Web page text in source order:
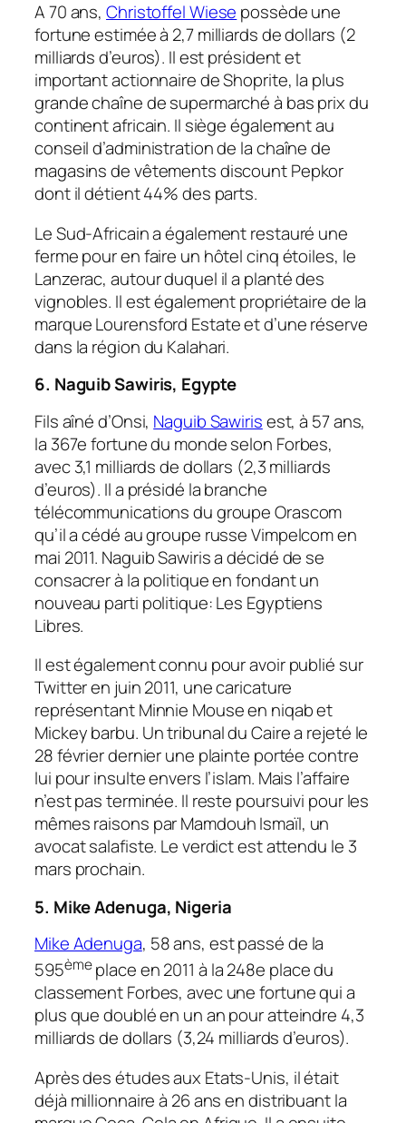
A 70 ans,Christoffel Wiese possède une
fortune estimée à 2,7 milliards de dollars (2
milliards d’euros). Il est président et
important actionnaire de Shoprite, la plus
grande chaîne de supermarché à bas prix du
continent africain. Il siège également au
conseil d’administration de la chaîne de
magasins de vêtements discount Pepkor
dont il détient 44% des parts.
Le Sud-Africain a également restauré une
ferme pour en faire un hôtel cinq étoiles, le
Lanzerac, autour duquel il a planté des
vignobles. Il est également propriétaire de la
marque Lourensford Estate et d’une réserve
dans la région du Kalahari.
6. Naguib Sawiris, Egypte
Fils aîné d’Onsi, Naguib Sawirisest, à 57 ans,
la 367e fortune du monde selon Forbes,
avec 3,1 milliards de dollars (2,3 milliards
d’euros). Il a présidé la branche
télécommunications du groupe Orascom
qu’il a cédé au groupe russe Vimpelcom en
mai 2011. Naguib Sawiris a décidé de se
consacrer à la politique en fondant un
nouveau parti politique: Les Egyptiens
Libres.
Il est également connu pour avoir publié sur
Twitter en juin 2011, une caricature
représentant Minnie Mouse en niqab et
Mickey barbu. Un tribunal du Caire a rejeté le
28 février dernier une plainte portée contre
lui pour insulte envers l’islam. Mais l’affaire
n’est pas terminée. Il reste poursuivi pour les
mêmes raisons par Mamdouh Ismaïl, un
avocat salafiste. Le verdict est attendu le 3
mars prochain.
5. Mike Adenuga, Nigeria
Mike Adenuga, 58 ans, est passé de la
595èmeplace en 2011 à la 248e place du
classement Forbes, avec une fortune qui a
plus que doublé en un an pour atteindre 4,3
milliards de dollars (3,24 milliards d’euros).
Après des études aux Etats-Unis, il était
déjà millionnaire à 26 ans en distribuant la